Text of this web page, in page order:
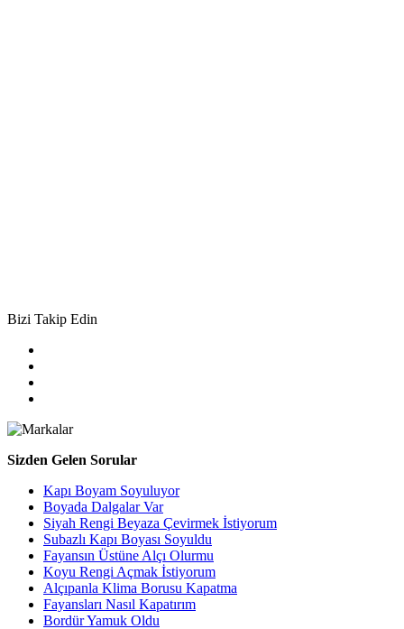
Bizi Takip Edin
Sizden Gelen Sorular
Kapı Boyam Soyuluyor
Boyada Dalgalar Var
Siyah Rengi Beyaza Çevirmek İstiyorum
Subazlı Kapı Boyası Soyuldu
Fayansın Üstüne Alçı Olurmu
Koyu Rengi Açmak İstiyorum
Alçıpanla Klima Borusu Kapatma
Fayansları Nasıl Kapatırım
Bordür Yamuk Oldu